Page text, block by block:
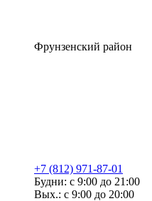
Фрунзенский район
+7 (812) 971-87-01
Будни: с 9:00 до 21:00
Вых.: с 9:00 до 20:00